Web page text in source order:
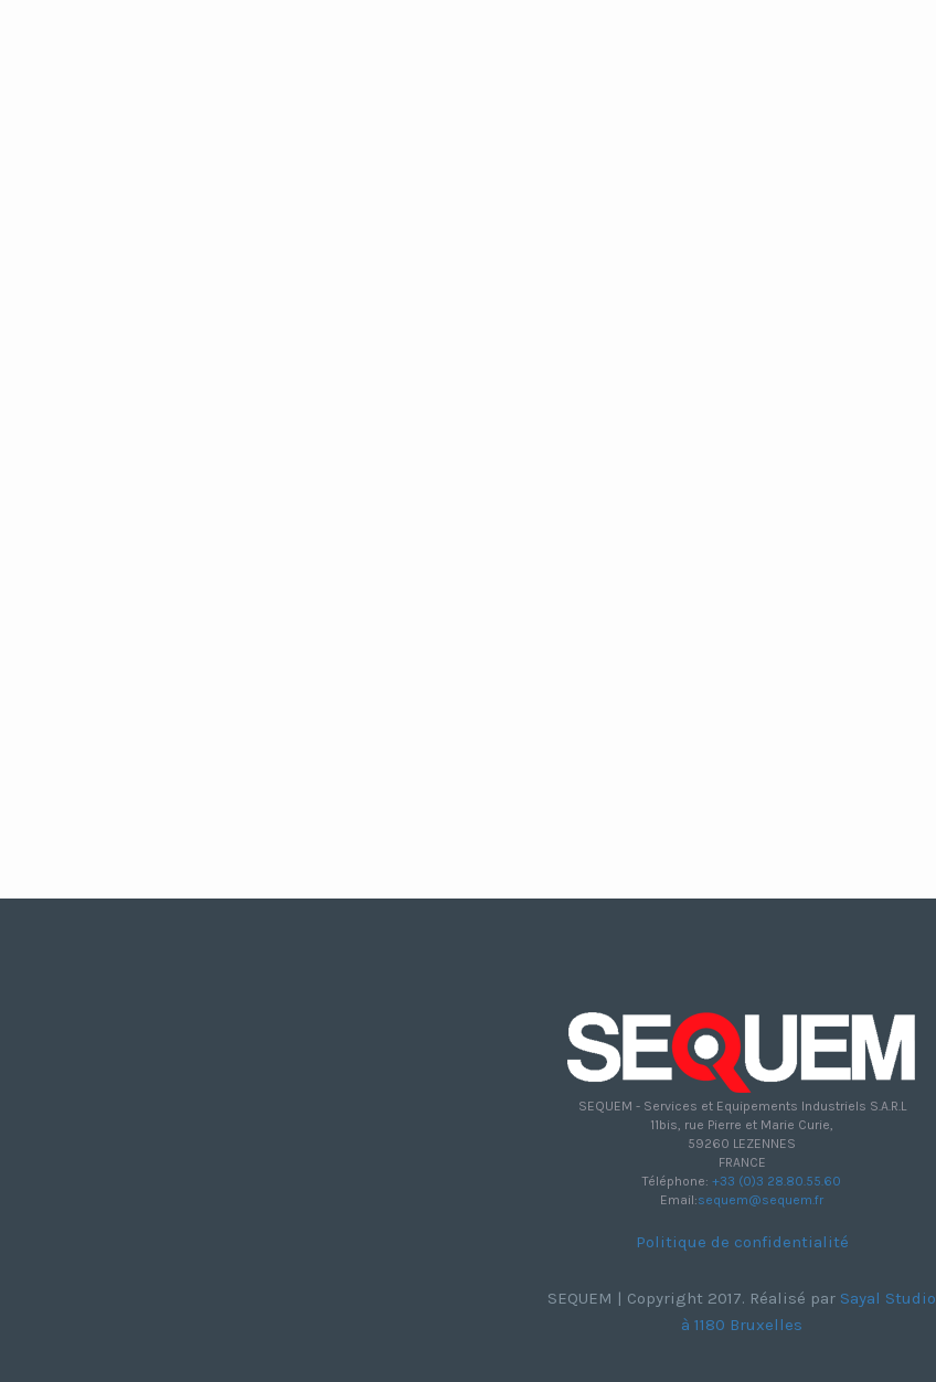
SEQUEM - Services et Equipements Industriels S.A.R.L
11bis, rue Pierre et Marie Curie,
59260 LEZENNES
FRANCE
Téléphone: +33 (0)3 28.80.55.60
Email:sequem@sequem.fr
Politique de confidentialité
SEQUEM | Copyright 2017. Réalisé par Sayal Studio
à 1180 Bruxelles